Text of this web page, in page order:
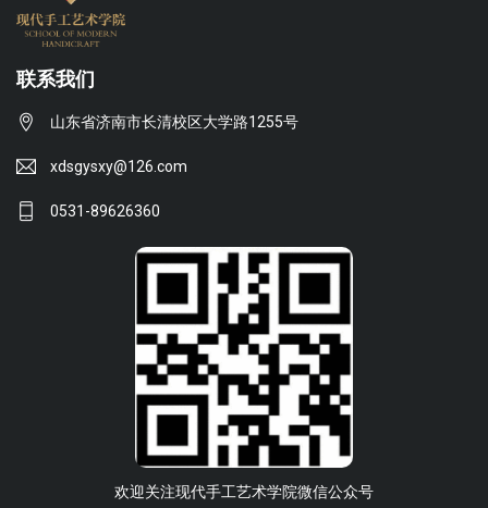
联系我们
山东省济南市长清校区大学路1255号
xdsgysxy@126.com
0531-89626360
欢迎关注现代手工艺术学院微信公众号